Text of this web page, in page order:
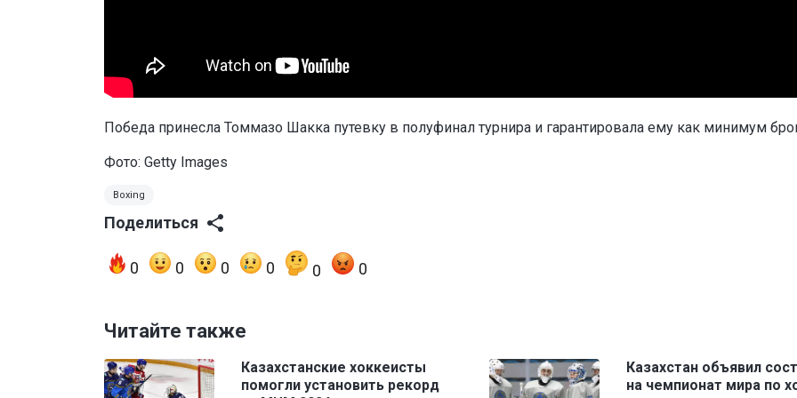
Победа принесла Томмазо Шакка путевку в полуфинал турнира и гарантировала ему как минимум
Фото: Getty Images
Boxing
Поделиться
0 0 0 0 0 0
Читайте также
Казахстанские хоккеисты
помогли установить рекорд
Казахстан объявил
на чемпионат мира по